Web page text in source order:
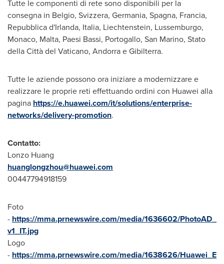
Tutte le componenti di rete sono disponibili per la
consegna in Belgio, Svizzera, Germania, Spagna, Francia,
Repubblica d'Irlanda, Italia, Liechtenstein, Lussemburgo,
Monaco, Malta, Paesi Bassi, Portogallo, San Marino, Stato
della Città del Vaticano, Andorrae Gibilterra.
Tutte le aziende possono ora iniziare a modernizzare e
realizzare le proprie reti effettuando ordini con Huawei alla
pagina https://e.huawei.com/it/solutions/enterprise-
networks/delivery-promotion.
Contatto:
Lonzo Huang
huanglongzhou@huawei.com
00447794918159
Foto
- https://mma.prnewswire.com/media/1636602/PhotoAD_
v1_IT.jpg
Logo
- https://mma.prnewswire.com/media/1638626/Huawei_E